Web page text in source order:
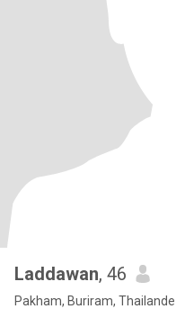
Laddawan, 46
Pakham, Buriram, Thailande